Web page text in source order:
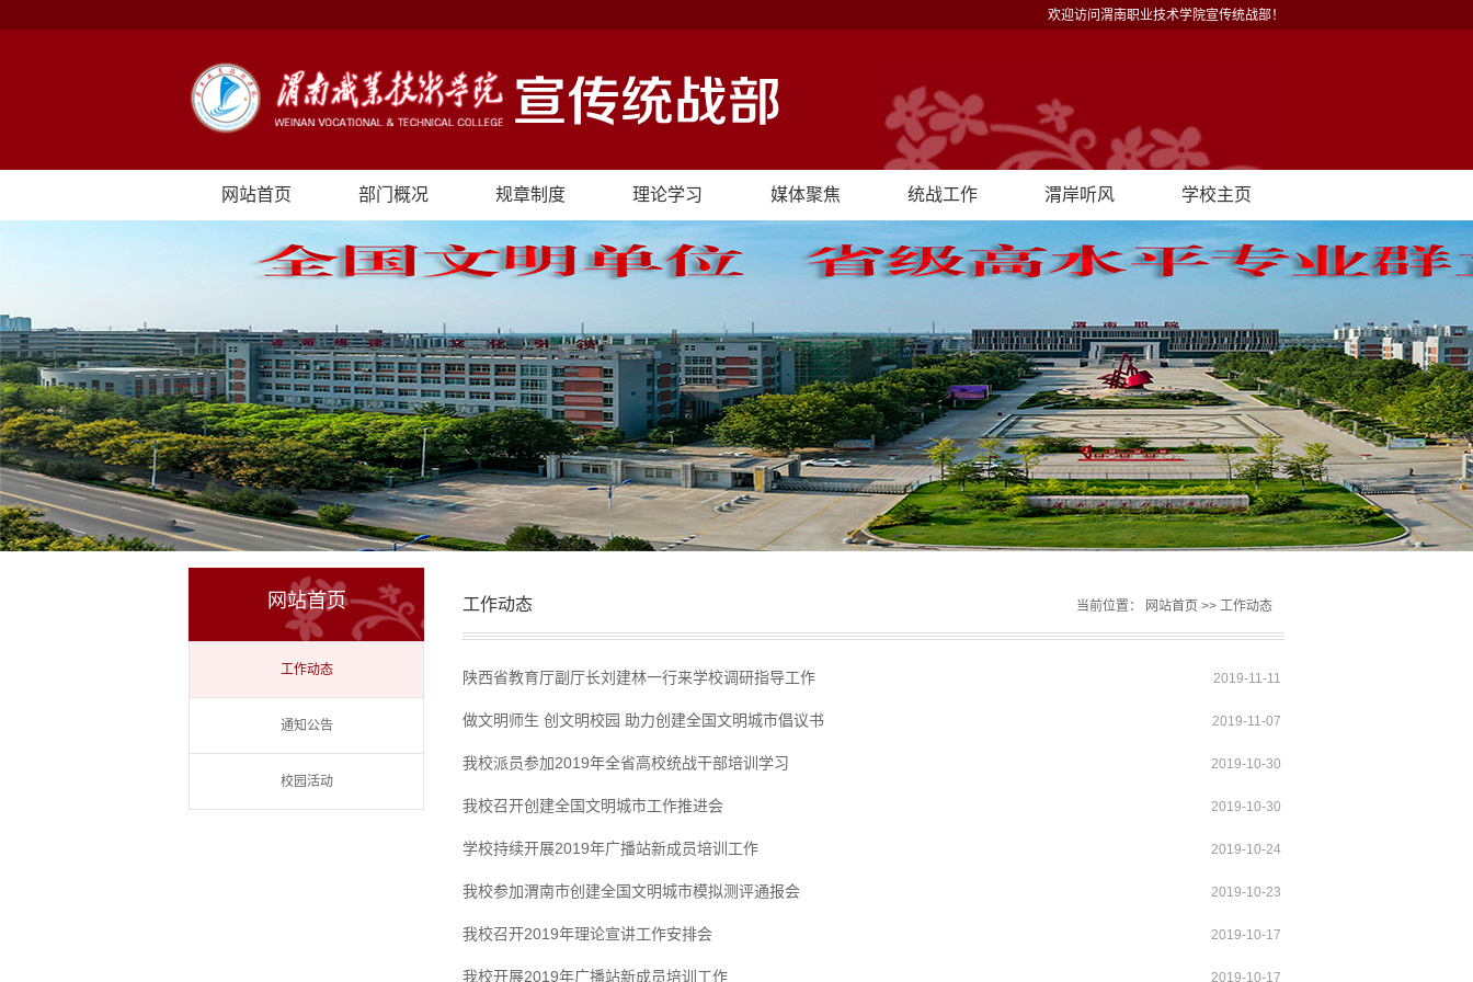
欢迎访问渭南职业技术学院宣传统战部！
网站首页 部门概况 规章制度 理论学习 媒体聚焦 统战工作 渭岸听风 学校主页
网站首页
工作动态
通知公告
校园活动
工作动态 当前位置： 网站首页 >> 工作动态
陕西省教育厅副厅长刘建林一行来学校调研指导工作 2019-11-11
做文明师生 创文明校园 助力创建全国文明城市倡议书 2019-11-07
我校派员参加2019年全省高校统战干部培训学习 2019-10-30
我校召开创建全国文明城市工作推进会 2019-10-30
学校持续开展2019年广播站新成员培训工作 2019-10-24
我校参加渭南市创建全国文明城市模拟测评通报会 2019-10-23
我校召开2019年理论宣讲工作安排会 2019-10-17
我校开展2019年广播站新成员培训工作 2019-10-17